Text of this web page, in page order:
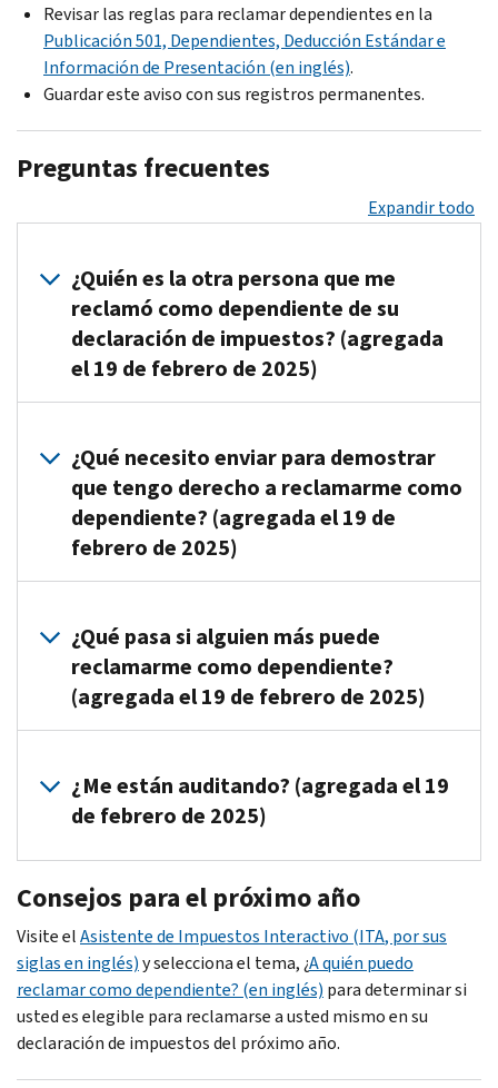
Revisar las reglas para reclamar dependientes en la
Publicación 501, Dependientes, Deducción Estándar e
Información de Presentación (en inglés).
Guardar este aviso con sus registros permanentes.
Preguntas frecuentes
Expandir todo
¿Quién es la otra persona que me
reclamó como dependiente de su
declaración de impuestos? (agregada
el 19 de febrero de 2025)
leyes
de
divulgación
nos
prohíben
revelar
nombre
del
contribuyente
reclamó
como
su
¿Qué necesito enviar para demostrar
que tengo derecho a reclamarme como
dependiente? (agregada el 19 de
febrero de 2025)
este
momento
no
necesita
tomar
medida
ni
documento.
¿Qué pasa si alguien más puede
reclamarme como dependiente?
(agregada el 19 de febrero de 2025)
necesita
corregir
declaración
de
impuestos
presentando
el
Formulario
1040-
X,
Declaración
¿Me están auditando? (agregada el 19
de febrero de 2025)
no
lo
estamos
auditando
en
este
momento.
Consejos para el próximo año
Visite elAsistente de Impuestos Interactivo (ITA, por sus
siglas en inglés)y selecciona el tema, ¿A quién puedo
reclamar como dependiente? (en inglés) para determinar si
usted es elegible para reclamarse a usted mismo en su
declaración de impuestos del próximo año.